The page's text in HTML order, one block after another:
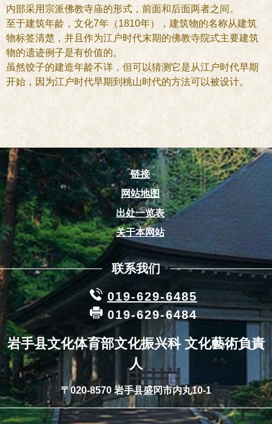
内部采用宗派佛教寺庙的形式，前面和后面两者之间。
至于建筑年龄，文化7年（1810年），建筑物的名称从建筑
物标签清楚，并且作为江户时代末期的佛教寺院式主要建筑
物的遗迹例子是有价值的。
虽然饺子的建造年龄不详，但可以猜测它是从江户时代早期
开始，因为江户时代早期到桃山时代的方法可以被设计。
链接
网站地图
出处一览表
关于本网站
联系我们
019-629-6485
019-629-6484
岩手县文化体育部文化振兴科 文化藝術負責
人
〒020-8570 岩手县盛冈市内丸10-1